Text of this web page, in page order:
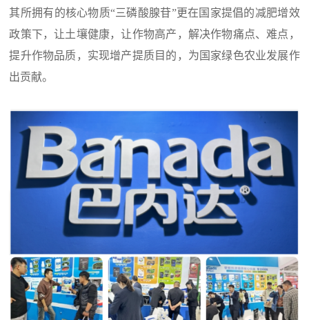
其所拥有的核心物质“三磷酸腺苷”更在国家提倡的减肥增效
政策下，让土壤健康，让作物高产，解决作物痛点、难点，
提升作物品质，实现增产提质目的，为国家绿色农业发展作
出贡献。